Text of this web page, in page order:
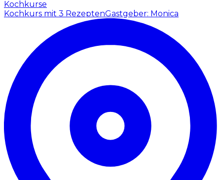
Kochkurse
Kochkurs mit 3 RezeptenGastgeber: Monica